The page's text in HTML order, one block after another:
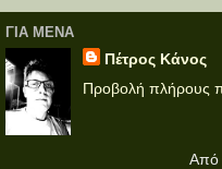
ΓΙΑ ΜΕΝΑ
Πέτρος Κάνος
Προβολή πλήρους
Από